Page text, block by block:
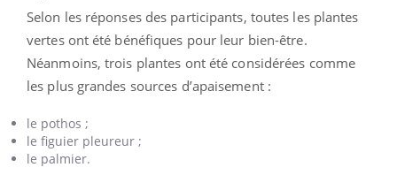
Selon les réponses des participants, toutes les plantes
vertes ont été bénéfiques pour leur bien-être.
Néanmoins, trois plantes ont été considérées comme
les plus grandes sources d’apaisement :
le pothos ;
le figuier pleureur ;
le palmier.